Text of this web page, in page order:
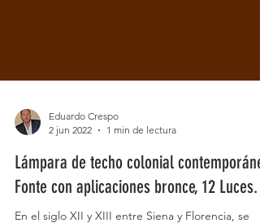
Eduardo Crespo
2 jun 2022
1 min de lectura